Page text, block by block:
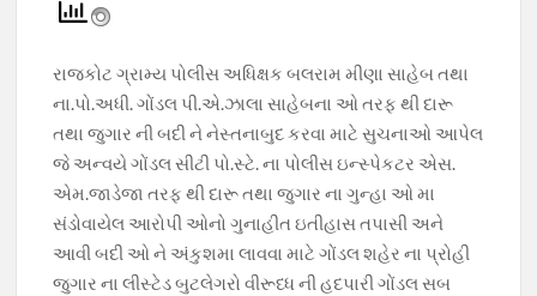
e
b
o
o
k
s
A
p
p
gr
a
m
er y
Li
n
k
રાજકોટ ગ્રામ્ય પોલીસ અધિક્ષક બલરામ મીણા સાહેબ તથા
ના.પો.અધી. ગોંડલ પી.એ.ઝાલા સાહેબના ઓ તરફ થી દારૂ
તથા જુગાર ની બદી ને નેસ્તનાબુદ કરવા માટે સુચનાઓ આપેલ
જે અન્વયે ગોંડલ સીટી પો.સ્ટે. ના પોલીસ ઇન્સ્પેકટર એસ.
એમ.જાડેજા તરફ થી દારૂ તથા જુગાર ના ગુન્હા ઓ મા
સંડોવાયેલ આરોપી ઓનો ગુનાહીત ઇતીહાસ તપાસી અને
આવી બદી ઓ ને અંકુશમા લાવવા માટે ગોંડલ શહેર ના પ્રોહી
જુગાર ના લીસ્ટેડ બુટલેગરો વીરૂધ્ધ ની હદપારી ગોંડલ સબ